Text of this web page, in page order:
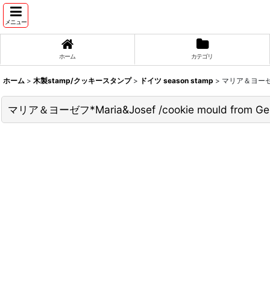
メニュー
ホーム カテゴリ
ホーム > 木製stamp/クッキースタンプ > ドイツ season stamp > マリア＆ヨー
マリア＆ヨーゼフ*Maria&Josef /cookie mould from